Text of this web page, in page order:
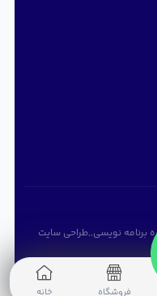
برنامه نویسی,,طراحی سایت
فروشگاه خانه